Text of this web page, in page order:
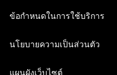
ข้อกำหนดในการใช้บริการ
นโยบายความเป็นส่วนตัว
แผนผังเว็บไซต์